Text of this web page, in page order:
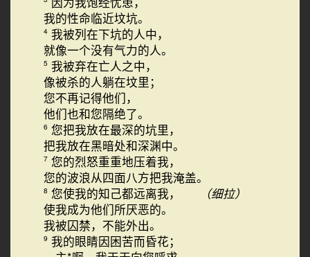
我的性命临近坟坑。
4 我被列在下坑的人中，
就像一个没有气力的人。
5 我被弃在亡人之中，
像被杀的人躺在坟里；
您不再记得他们，
他们也和您隔绝了。
6 您把我放在最深的坑里，
把我放在黑暗处和深渊中。
7 您的烈怒重重地压着我，
您的波浪从四面八方把我淹盖。
（细拉）
8 您使我的知己都远离我，
使我成为他们所厌恶的。
我被囚禁，不能外出。
9 我的眼睛因困苦而昏花；